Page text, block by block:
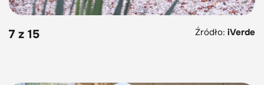
7 z 15 Źródło: iVerde